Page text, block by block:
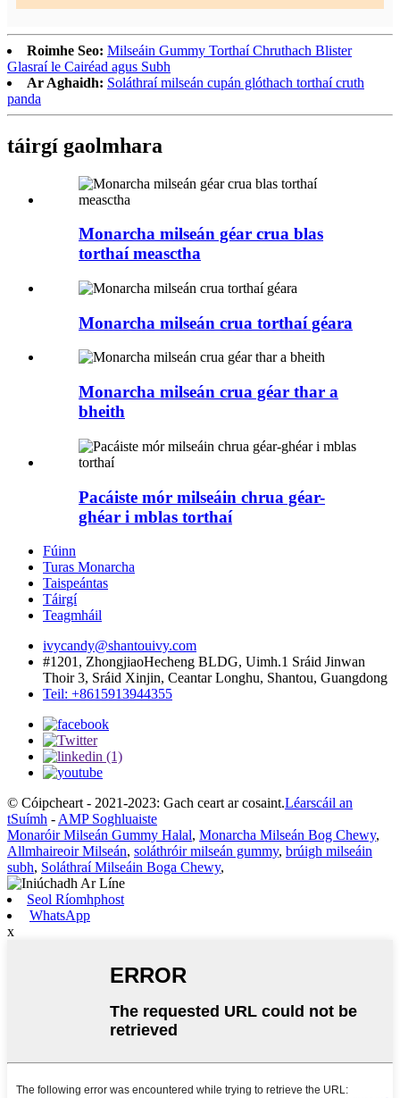
Roimhe Seo: Milseáin Gummy Torthaí Chruthach Blister
Glasraí le Cairéad agus Subh
Ar Aghaidh: Soláthraí milseán cupán glóthach torthaí cruth
panda
táirgí gaolmhara
Monarcha milseán géar crua blas
torthaí measctha
Monarcha milseán crua torthaí géara
Monarcha milseán crua géar thar a
bheith
Pacáiste mór milseáin chrua géar-
ghéar i mblas torthaí
Fúinn
Turas Monarcha
Taispeántas
Táirgí
Teagmháil
ivycandy@shantouivy.com
#1201, ZhongjiaoHecheng BLDG, Uimh.1 Sráid Jinwan
Thoir 3, Sráid Xinjin, Ceantar Longhu, Shantou, Guangdong
Teil: +8615913944355
© Cóipcheart - 2021-2023: Gach ceart ar cosaint.Léarscáil an
tSuímh - AMP Soghluaiste
Monaróir Milseán Gummy Halal, Monarcha Milseán Bog Chewy,
Allmhaireoir Milseán, soláthróir milseán gummy, brúigh milseáin
subh, Soláthraí Milseáin Boga Chewy,
Seol Ríomhphost
WhatsApp
x